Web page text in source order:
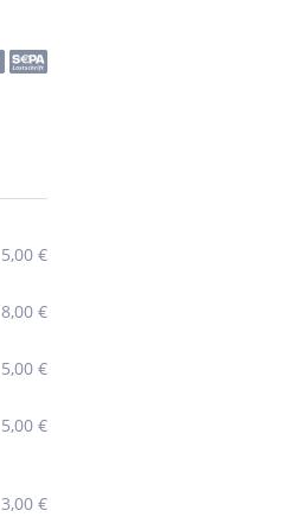
5,00 €
8,00 €
5,00 €
5,00 €
3,00 €